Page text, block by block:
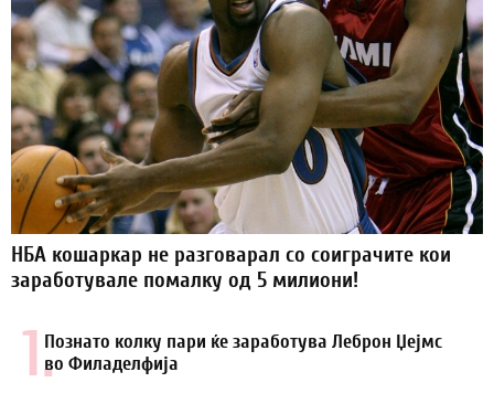
НБА кошаркар не разговарал со соиграчите кои
заработувале помалку од 5 милиони!
1.Познато колку пари ќе заработува Леброн Џејмс
во Филаделфија